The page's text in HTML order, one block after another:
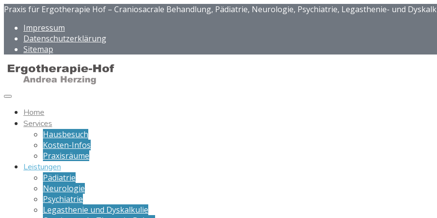
Praxis für Ergotherapie Hof – Craniosacrale Behandlung, Pädiatrie, Neurologie, Psychiatrie, Legasthenie- und
Impressum
Datenschutzerklärung
Sitemap
Home
Services
Hausbesuch
Kosten-Infos
Praxisräume
Leistungen
Pädiatrie
Neurologie
Psychiatrie
Legasthenie und Dyskalkulie